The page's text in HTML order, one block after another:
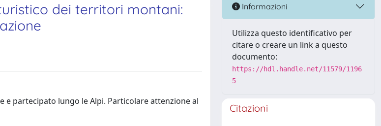
dei territori montani:
partecipato lungo le Alpi. Particolare attenzione al
Informazioni
Utilizza questo identificativo per
citare o creare un link a questo
documento:
https://hdl.handle.net/11579/1196
5
Citazioni